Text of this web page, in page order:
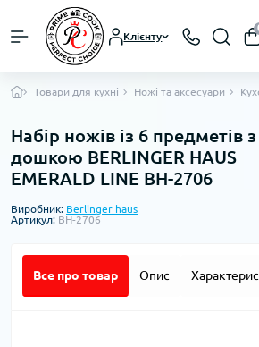
Клієнту
Товари для кухні Ножі та аксесуари
Набір ножів із 6 предметів з
дошкою BERLINGER HAUS
EMERALD LINE BH-2706
Виробник: Berlinger haus
Артикул: BH-2706
Все про товар Опис